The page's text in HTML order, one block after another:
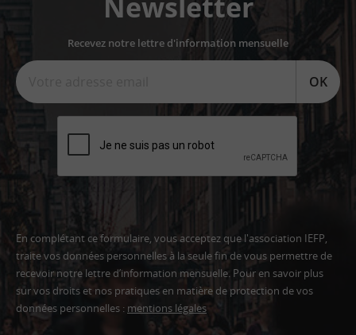
Recevez notre lettre d'information mensuelle
OK
En complétant ce formulaire, vous acceptez que l'association IEFP,
traite vos données personnelles à la seule fin de vous permettre de
recevoir notre lettre d’information mensuelle. Pour en savoir plus
sur vos droits et nos pratiques en matière de protection de vos
données personnelles : mentions légales
Adresse